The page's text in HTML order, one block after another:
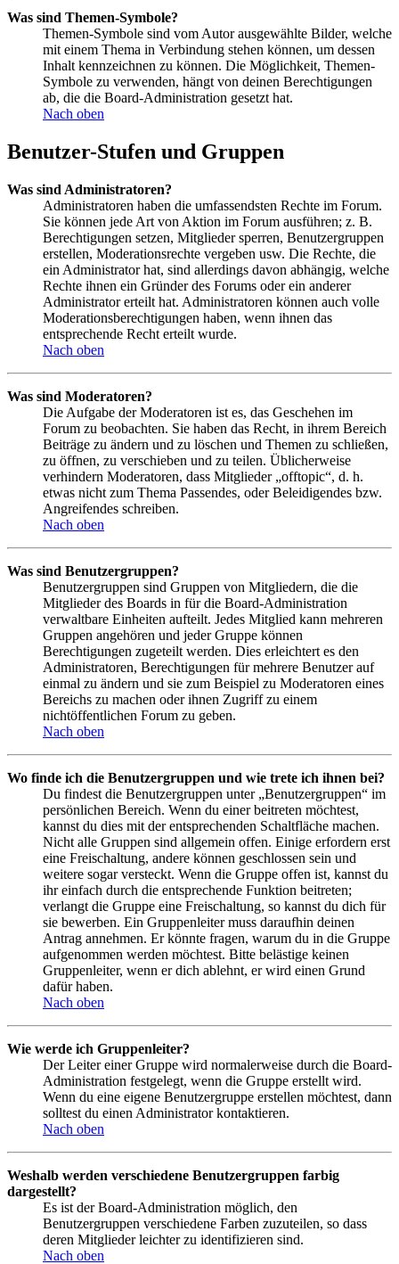
Was sind Themen-Symbole?
Themen-Symbole sind vom Autor ausgewählte Bilder, welche
mit einem Thema in Verbindung stehen können, um dessen
Inhalt kennzeichnen zu können. Die Möglichkeit, Themen-
Symbole zu verwenden, hängt von deinen Berechtigungen
ab, die die Board-Administration gesetzt hat.
Nach oben
Benutzer-Stufen und Gruppen
Was sind Administratoren?
Administratoren haben die umfassendsten Rechte im Forum.
Sie können jede Art von Aktion im Forum ausführen; z. B.
Berechtigungen setzen, Mitglieder sperren, Benutzergruppen
erstellen, Moderationsrechte vergeben usw. Die Rechte, die
ein Administrator hat, sind allerdings davon abhängig, welche
Rechte ihnen ein Gründer des Forums oder ein anderer
Administrator erteilt hat. Administratoren können auch volle
Moderationsberechtigungen haben, wenn ihnen das
entsprechende Recht erteilt wurde.
Nach oben
Was sind Moderatoren?
Die Aufgabe der Moderatoren ist es, das Geschehen im
Forum zu beobachten. Sie haben das Recht, in ihrem Bereich
Beiträge zu ändern und zu löschen und Themen zu schließen,
zu öffnen, zu verschieben und zu teilen. Üblicherweise
verhindern Moderatoren, dass Mitglieder „offtopic“, d. h.
etwas nicht zum Thema Passendes, oder Beleidigendes bzw.
Angreifendes schreiben.
Nach oben
Was sind Benutzergruppen?
Benutzergruppen sind Gruppen von Mitgliedern, die die
Mitglieder des Boards in für die Board-Administration
verwaltbare Einheiten aufteilt. Jedes Mitglied kann mehreren
Gruppen angehören und jeder Gruppe können
Berechtigungen zugeteilt werden. Dies erleichtert es den
Administratoren, Berechtigungen für mehrere Benutzer auf
einmal zu ändern und sie zum Beispiel zu Moderatoren eines
Bereichs zu machen oder ihnen Zugriff zu einem
nichtöffentlichen Forum zu geben.
Nach oben
Wo finde ich die Benutzergruppen und wie trete ich ihnen bei?
Du findest die Benutzergruppen unter „Benutzergruppen“ im
persönlichen Bereich. Wenn du einer beitreten möchtest,
kannst du dies mit der entsprechenden Schaltfläche machen.
Nicht alle Gruppen sind allgemein offen. Einige erfordern erst
eine Freischaltung, andere können geschlossen sein und
weitere sogar versteckt. Wenn die Gruppe offen ist, kannst du
ihr einfach durch die entsprechende Funktion beitreten;
verlangt die Gruppe eine Freischaltung, so kannst du dich für
sie bewerben. Ein Gruppenleiter muss daraufhin deinen
Antrag annehmen. Er könnte fragen, warum du in die Gruppe
aufgenommen werden möchtest. Bitte belästige keinen
Gruppenleiter, wenn er dich ablehnt, er wird einen Grund
dafür haben.
Nach oben
Wie werde ich Gruppenleiter?
Der Leiter einer Gruppe wird normalerweise durch die Board-
Administration festgelegt, wenn die Gruppe erstellt wird.
Wenn du eine eigene Benutzergruppe erstellen möchtest, dann
solltest du einen Administrator kontaktieren.
Nach oben
Weshalb werden verschiedene Benutzergruppen farbig
dargestellt?
Es ist der Board-Administration möglich, den
Benutzergruppen verschiedene Farben zuzuteilen, so dass
deren Mitglieder leichter zu identifizieren sind.
Nach oben